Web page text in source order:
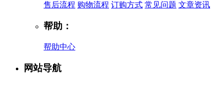
售后流程 购物流程 订购方式 常见问题 文章资讯
帮助：
帮助中心
网站导航